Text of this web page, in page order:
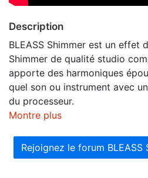
Description
BLEASS Shimmer est un effet
Shimmer de qualité studio
apporte des harmoniques
quel son ou instrument avec
du processeur.
Montre plus
Rejoignez le forum